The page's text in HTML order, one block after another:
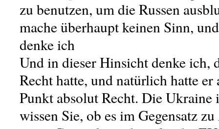
zu benutzen, um die Russen
mache überhaupt keinen Sinn,
denke ich
Und in dieser Hinsicht denke ich,
Recht hatte, und natürlich hatte
Punkt absolut Recht. Die Ukraine
wissen Sie, ob es im Gegensatz